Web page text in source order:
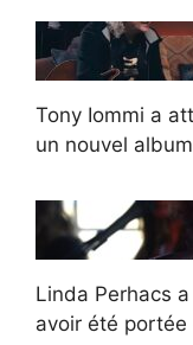
Tony Iommi a
un nouvel
Linda Perhacs
avoir été portée